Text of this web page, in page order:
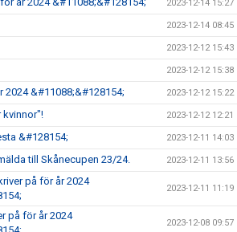
2023-12-14 15:27
2023-12-14 08:45
2023-12-12 15:43
2023-12-12 15:38
2024 &#11088;&#128154; 2023-12-12 15:22
kvinnor"! 2023-12-12 12:21
&#128154; 2023-12-11 14:03
till Skånecupen 23/24. 2023-12-11 13:56
på för år 2024
2023-12-11 11:19
på för år 2024
2023-12-08 09:57